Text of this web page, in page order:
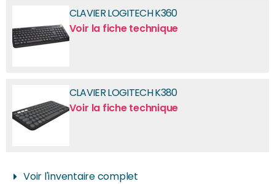
CLAVIER LOGITECH K360
Voir la fiche technique
CLAVIER LOGITECH K380
Voir la fiche technique
Voir l'inventaire complet